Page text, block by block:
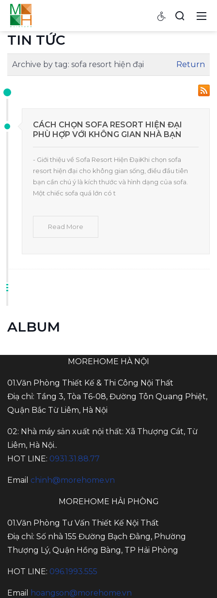
TIN TỨC
Archive by tag: sofa resort hiện đại Return
CÁCH CHỌN SOFA RESORT HIỆN ĐẠI
PHÙ HỢP VỚI KHÔNG GIAN NHÀ BẠN
- Giới thiệu về Sofa Resort Hiện ĐạiKhi chọn sofa
resort hiện đại cho không gian sống, điều đầu tiên
bạn cần chú ý là kích thước và hình dạng của sofa.
Một chiếc sofa quá lớn có t
Read More
ALBUM
MOREHOME HÀ NỘI
01.Văn Phòng Thiết Kế & Thi Công Nội Thất
Điạ chỉ: Tầng 3, Tòa T6-08, Đường Tôn Quang Phiệt,
Quận Bắc Từ Liêm, Hà Nội
02: Nhà máy sản xuất nội thất: Xã Thượng Cát, Từ
Liêm, Hà Nội..
HOT LINE: 0931.31.88.77
Email chinh@morehome.vn
MOREHOME HẢI PHÒNG
01.Văn Phòng Tư Vấn Thiết Kế Nội Thất
Điạ chỉ: Số nhà 155 Đường Bạch Đằng, Phường
Thượng Lý, Quận Hồng Bàng, TP Hải Phòng
HOT LINE: 096.1993.555
Email hoangson@morehome.vn